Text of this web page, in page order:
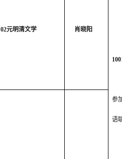
参
语
02元明清文学 肖晓阳